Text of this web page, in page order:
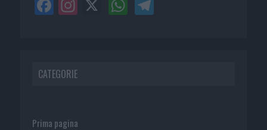
CATEGORIE
Prima pagina